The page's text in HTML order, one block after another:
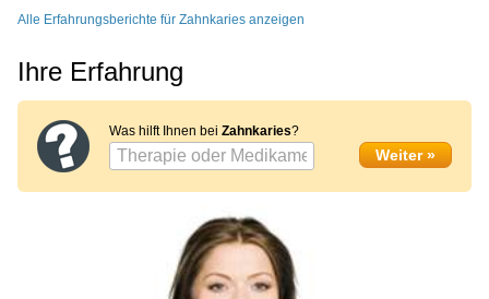
Alle Erfahrungsberichte für Zahnkaries anzeigen
Ihre Erfahrung
Was hilft Ihnen bei Zahnkaries?